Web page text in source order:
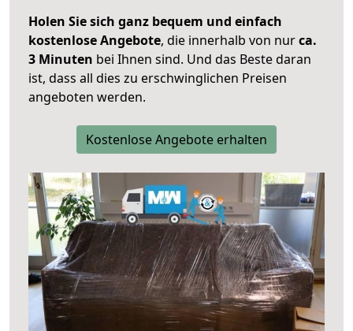
Holen Sie sich ganz bequem und einfach
kostenlose Angebote, die innerhalb von nurca.
3 Minuten bei Ihnen sind. Und das Beste daran
ist, dass all dies zu erschwinglichen Preisen
angeboten werden.
Kostenlose Angebote erhalten